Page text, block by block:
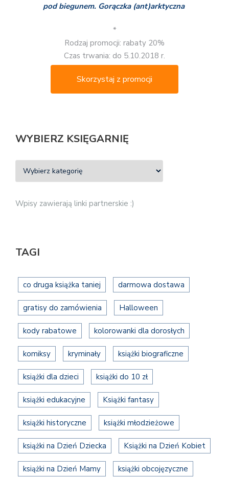
pod biegunem. Gorączka (ant)arktyczna
*
Rodzaj promocji: rabaty 20%
Czas trwania: do 5.10.2018 r.
Skorzystaj z promocji
WYBIERZ KSIĘGARNIĘ
Wpisy zawierają linki partnerskie :)
TAGI
co druga książka taniej darmowa dostawa
gratisy do zamówienia Halloween
kody rabatowe kolorowanki dla dorosłych
komiksy kryminały książki biograficzne
książki dla dzieci książki do 10 zł
książki edukacyjne Książki fantasy
książki historyczne książki młodzieżowe
książki na Dzień Dziecka Książki na Dzień Kobiet
książki na Dzień Mamy książki obcojęzyczne